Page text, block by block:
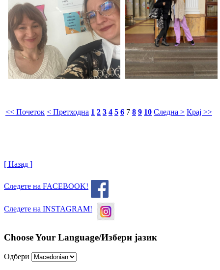
<< Почеток < Претходна 1 2 3 4 5 6 7 8 9 10 Следна > Крај >>
[ Назад ]
Следете на FACEBOOK!
Следете на INSTAGRAM!
Choose Your Language/Избери јазик
Одбери